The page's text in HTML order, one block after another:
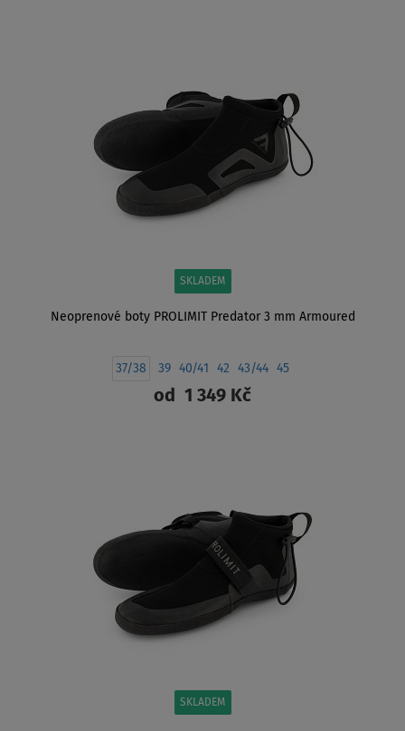
SKLADEM
Neoprenové boty PROLIMIT Predator 3 mm Armoured
37/38 39 40/41 42 43/44 45
od 1 349 Kč
SKLADEM